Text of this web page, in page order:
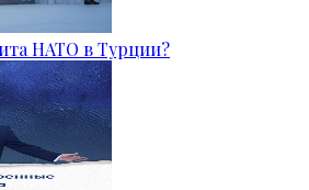
НАТО в Турции?